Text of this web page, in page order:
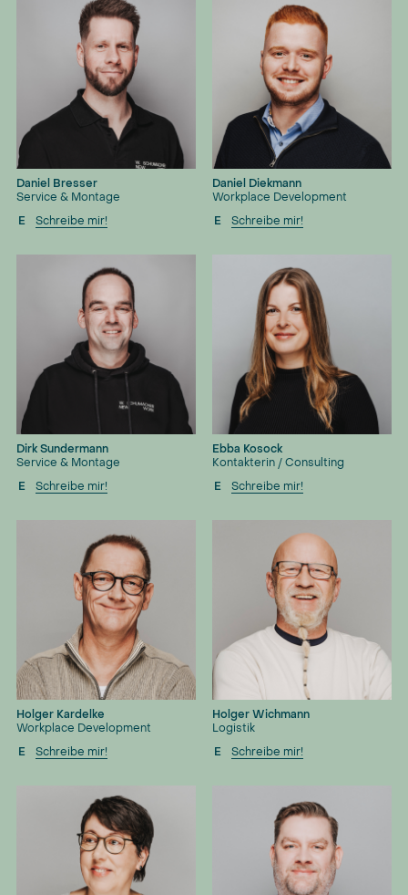
Daniel Bresser
Service & Montage
E
Schreibe mir!
Daniel Diekmann
Workplace Development
E
Schreibe mir!
Dirk Sundermann
Service & Montage
E
Schreibe mir!
Ebba Kosock
Kontakterin / Consulting
E
Schreibe mir!
Holger Kardelke
Workplace Development
E
Schreibe mir!
Holger Wichmann
Logistik
E
Schreibe mir!